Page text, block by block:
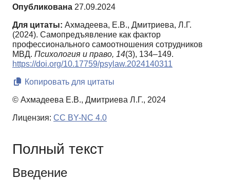
Опубликована 27.09.2024
Для цитаты: Ахмадеева, Е.В., Дмитриева, Л.Г.
(2024). Самопредъявление как фактор
профессионального самоотношения сотрудников
МВД. Психология и право, 14(3), 134–149.
https://doi.org/10.17759/psylaw.2024140311
Копировать для цитаты
© Ахмадеева Е.В., Дмитриева Л.Г., 2024
Лицензия: CC BY-NC 4.0
Полный текст
Введение